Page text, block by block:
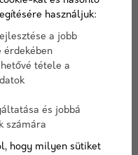
újdonságok,
használjuk:
a jobb
tétele a
és jobbá
számára
hogy milyen sütiket